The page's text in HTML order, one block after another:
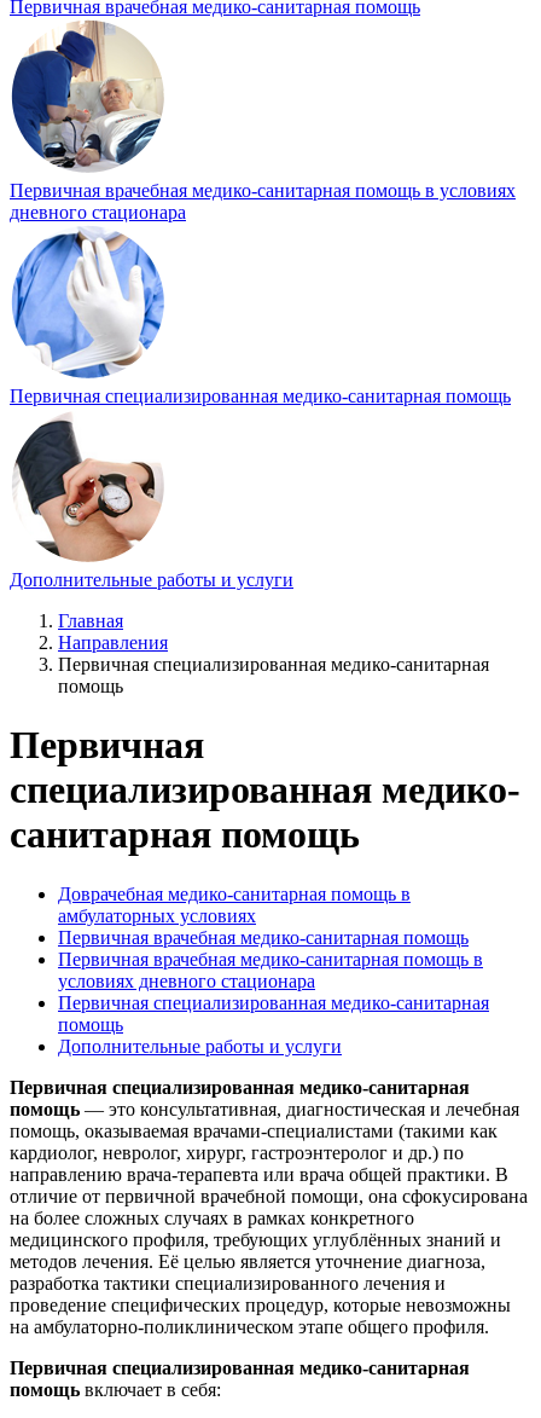
Первичная врачебная медико-санитарная помощь
Первичная врачебная медико-санитарная помощь в условиях
дневного стационара
Первичная специализированная медико-санитарная помощь
Дополнительные работы и услуги
Главная
Направления
Первичная специализированная медико-санитарная
помощь
Первичная
специализированная медико-
санитарная помощь
Доврачебная медико-санитарная помощь в
амбулаторных условиях
Первичная врачебная медико-санитарная помощь
Первичная врачебная медико-санитарная помощь в
условиях дневного стационара
Первичная специализированная медико-санитарная
помощь
Дополнительные работы и услуги
Первичная специализированная медико-санитарная
помощь — это консультативная, диагностическая и лечебная
помощь, оказываемая врачами-специалистами (такими как
кардиолог, невролог, хирург, гастроэнтеролог и др.) по
направлению врача-терапевта или врача общей практики. В
отличие от первичной врачебной помощи, она сфокусирована
на более сложных случаях в рамках конкретного
медицинского профиля, требующих углублённых знаний и
методов лечения. Её целью является уточнение диагноза,
разработка тактики специализированного лечения и
проведение специфических процедур, которые невозможны
на амбулаторно-поликлиническом этапе общего профиля.
Первичная специализированная медико-санитарная
помощь включает в себя: